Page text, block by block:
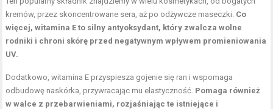
kremów, przez skoncentrowane sera , aż po odżywcze maseczki. Co
więcej, witamina E to silny antyoksydant, który zwalcza wolne
rodniki i chroni skórę przed negatywnym wpływem promieniowania
UV.
Dodatkowo, witamina E przyspiesza gojenie się ran i wspomaga
odbudowę naskórka, przywracając mu elastyczność. Pomaga również
w walce z przebarwieniami, rozjaśniając te istniejące i